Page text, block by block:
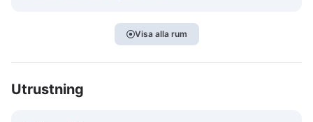
Visa alla rum
Utrustning